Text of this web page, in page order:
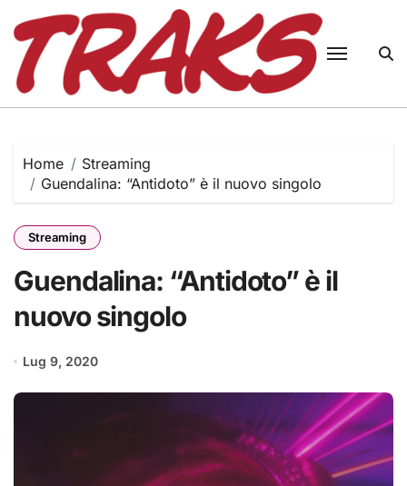
content
Home
Streaming
Guendalina: “Antidoto” è il nuovo singolo
Streaming
Guendalina: “Antidoto” è il
nuovo singolo
Lug 9, 2020